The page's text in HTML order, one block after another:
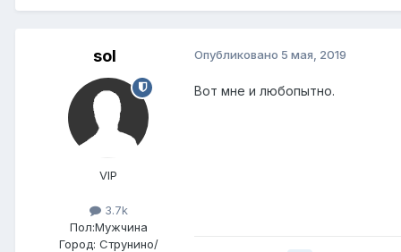
sol
VIP
3.7k
Пол:Мужчина
Город: Струнино/
Опубликовано 5 мая, 2019
Вот мне и любопытно.